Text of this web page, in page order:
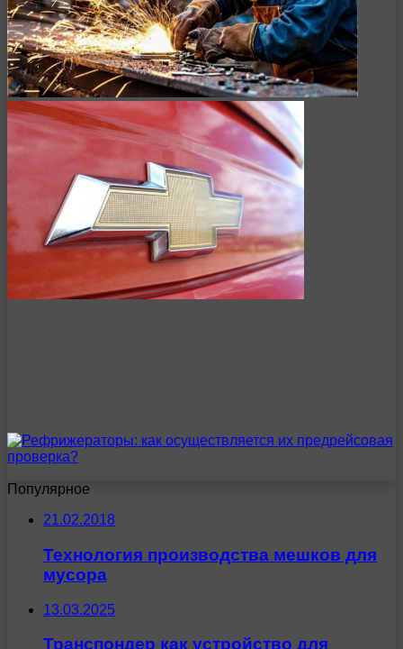
Популярное
21.02.2018
Технология производства мешков для
мусора
13.03.2025
Транспондер как устройство для